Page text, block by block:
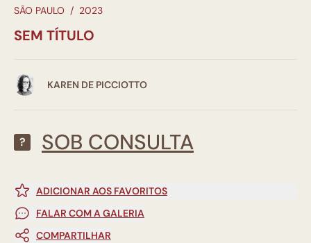
SÃO PAULO / 2023
SEM TÍTULO
KAREN DE PICCIOTTO
? SOB CONSULTA
ADICIONAR AOS FAVORITOS
FALAR COM A GALERIA
COMPARTILHAR